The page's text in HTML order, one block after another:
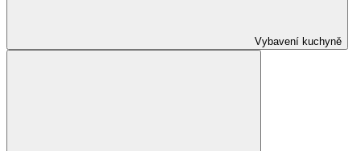
Vybavení kuchyně